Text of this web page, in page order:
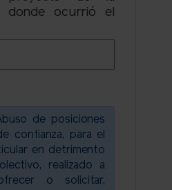
donde ocurrió el
de posiciones
confianza, para el
en detrimento
realizado a
o solicitar,